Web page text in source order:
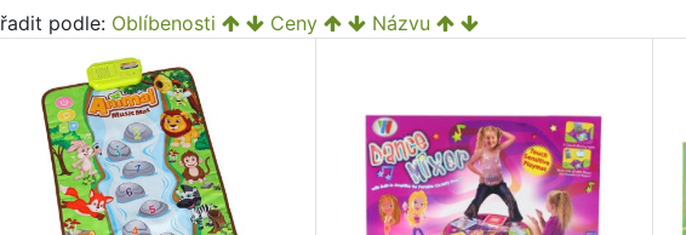
řadit podle: Oblíbenosti Ceny Názvu